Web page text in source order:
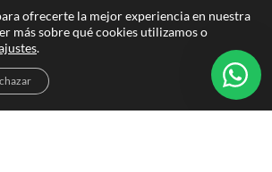
POLÍTICA DE PRIVACIDAD
POLÍTICA DE
COOKIES
de Torres Abogados.
ofrecerte la mejor experiencia en nuestra
más sobre qué cookies utilizamos o
.